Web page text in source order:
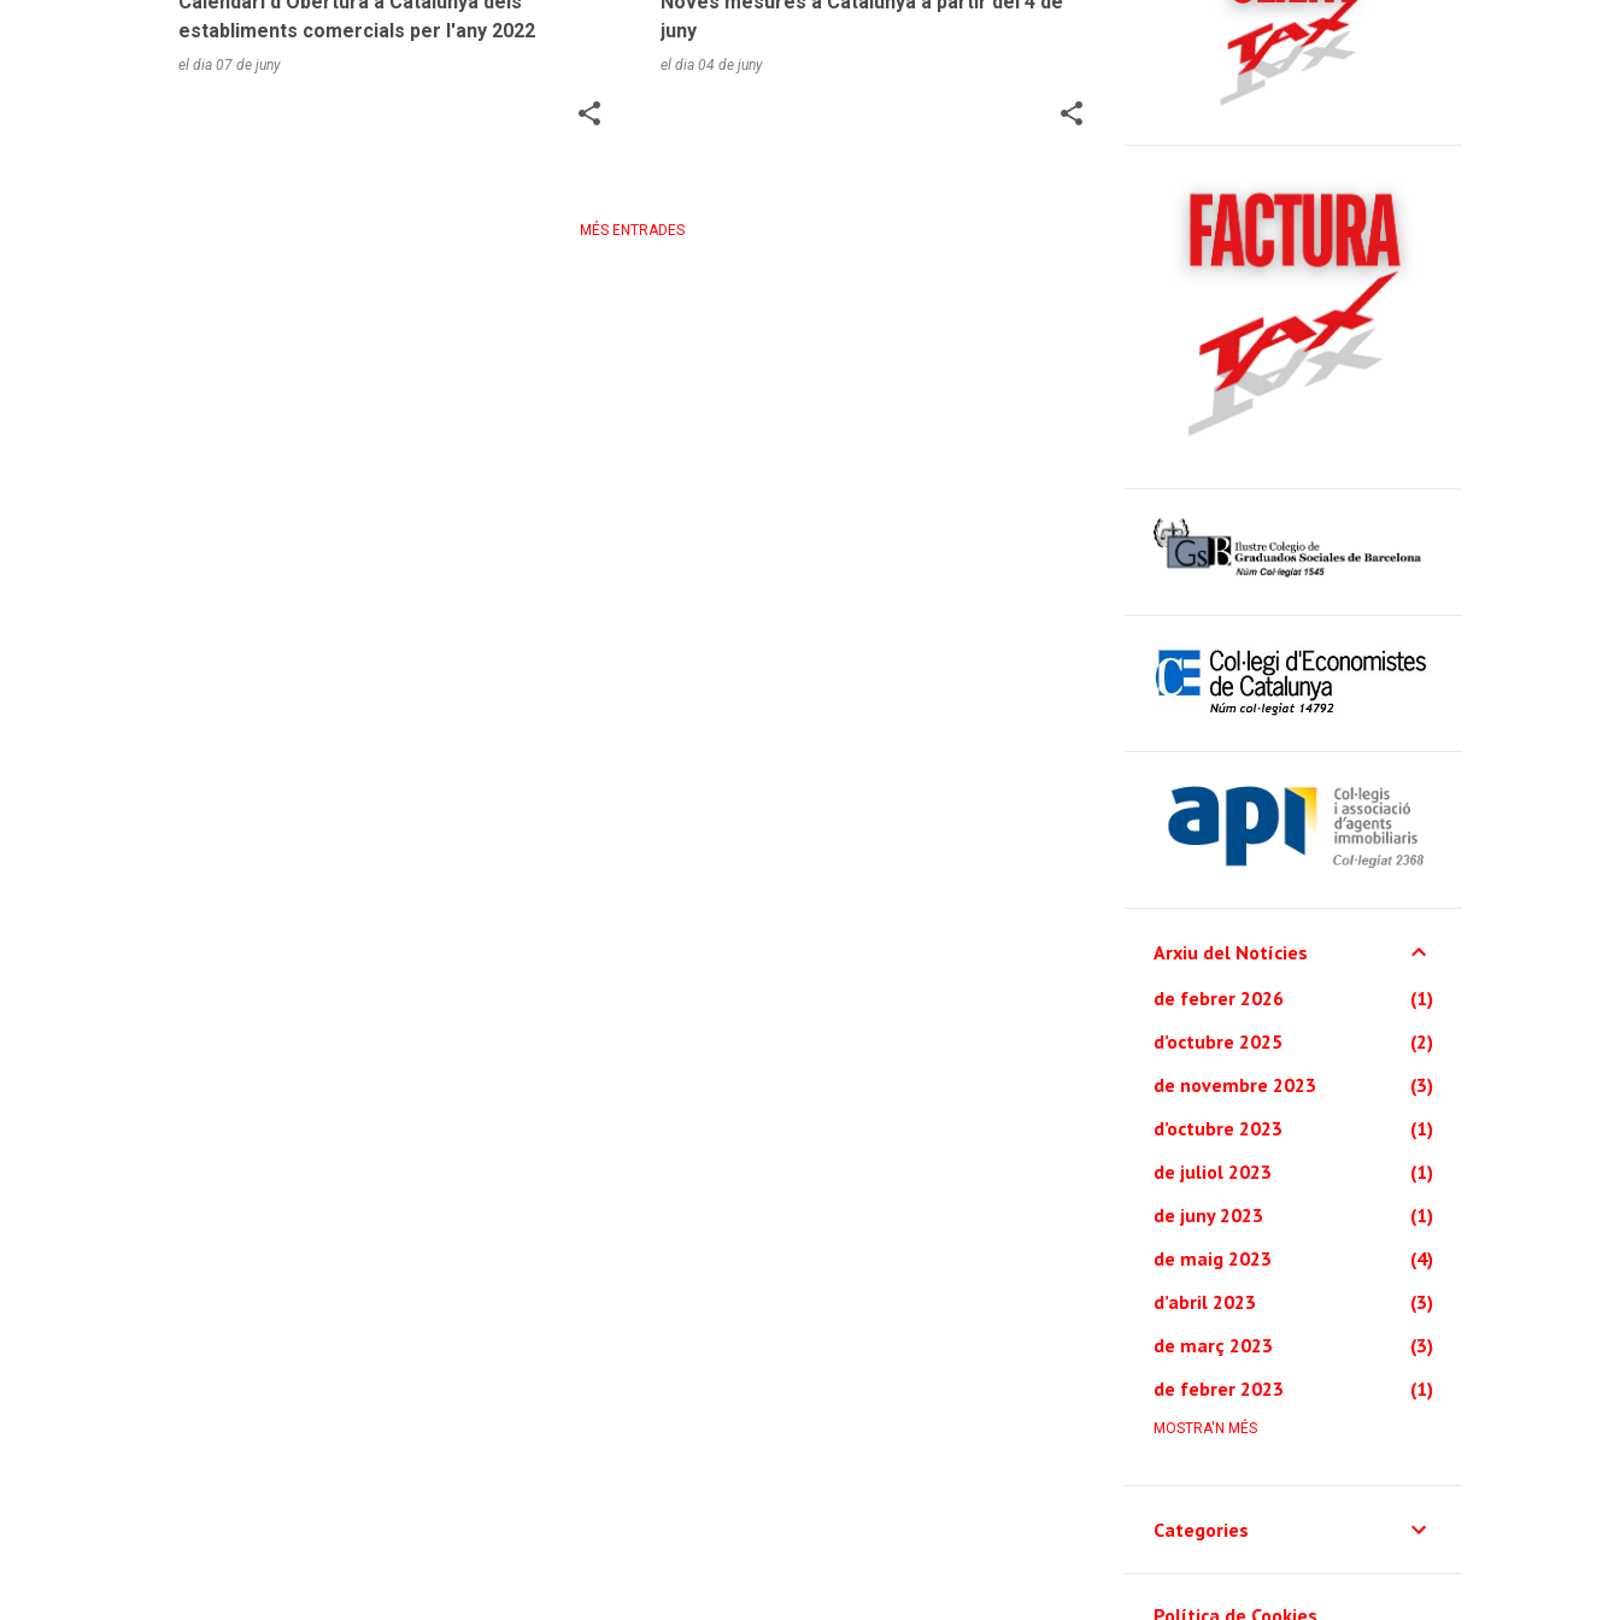
establiments comercials per l'any 2022
el dia 07 de juny
juny
el dia 04 de juny
MÉS ENTRADES
Arxiu del Notícies
de febrer 2026
1
d’octubre 2025
2
de novembre 2023
3
d’octubre 2023
1
de juliol 2023
1
de juny 2023
1
de maig 2023
4
d’abril 2023
3
de març 2023
3
de febrer 2023
1
de novembre 2022
d’abril 2022
1
de febrer 2022
MOSTRA'N MÉS
Categories
Política de Cookies